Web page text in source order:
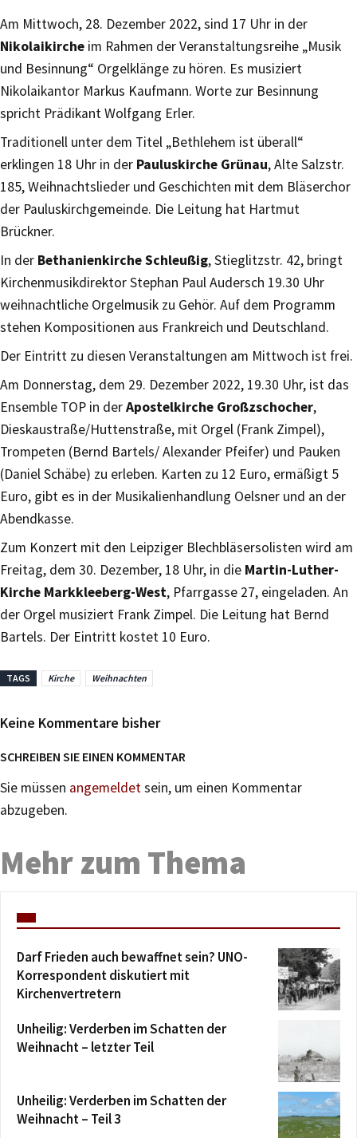
Am Mittwoch, 28. Dezember 2022, sind 17 Uhr in der
Nikolaikirche im Rahmen der Veranstaltungsreihe „Musik
und Besinnung“ Orgelklänge zu hören. Es musiziert
Nikolaikantor Markus Kaufmann. Worte zur Besinnung
spricht Prädikant Wolfgang Erler.
Traditionell unter dem Titel „Bethlehem ist überall“
erklingen 18 Uhr in der Pauluskirche Grünau, Alte Salzstr.
185, Weihnachtslieder und Geschichten mit dem Bläserchor
der Pauluskirchgemeinde. Die Leitung hat Hartmut
Brückner.
In der Bethanienkirche Schleußig, Stieglitzstr. 42, bringt
Kirchenmusikdirektor Stephan Paul Audersch 19.30 Uhr
weihnachtliche Orgelmusik zu Gehör. Auf dem Programm
stehen Kompositionen aus Frankreich und Deutschland.
Der Eintritt zu diesen Veranstaltungen am Mittwoch ist frei.
Am Donnerstag, dem 29. Dezember 2022, 19.30 Uhr, ist das
Ensemble TOP in derApostelkirche Großzschocher,
Dieskaustraße/Huttenstraße, mit Orgel (Frank Zimpel),
Trompeten (Bernd Bartels/ Alexander Pfeifer) und Pauken
(Daniel Schäbe) zu erleben. Karten zu 12 Euro, ermäßigt 5
Euro, gibt es in der Musikalienhandlung Oelsner und an der
Abendkasse.
Zum Konzert mit den Leipziger Blechbläsersolisten wird am
Freitag, dem 30. Dezember, 18 Uhr, in die Martin-Luther-
Kirche Markkleeberg-West, Pfarrgasse 27, eingeladen. An
der Orgel musiziert Frank Zimpel. Die Leitung hat Bernd
Bartels. Der Eintritt kostet 10 Euro.
TAGS Kirche Weihnachten
Keine Kommentare bisher
SCHREIBEN SIE EINEN KOMMENTAR
Sie müssen angemeldetsein, um einen Kommentar
abzugeben.
Mehr zum Thema
Darf Frieden auch bewaffnet sein? UNO-
Korrespondent diskutiert mit
Kirchenvertretern
Unheilig: Verderben im Schatten der
Weihnacht – letzter Teil
Unheilig: Verderben im Schatten der
Weihnacht – Teil 3